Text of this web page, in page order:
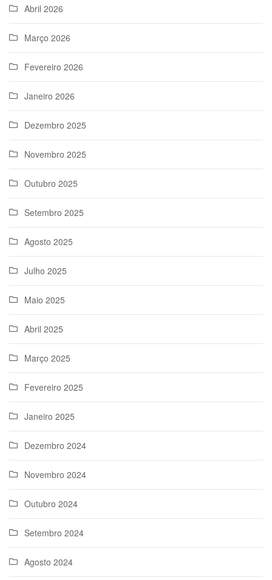
Abril 2026
Março 2026
Fevereiro 2026
Janeiro 2026
Dezembro 2025
Novembro 2025
Outubro 2025
Setembro 2025
Agosto 2025
Julho 2025
Maio 2025
Abril 2025
Março 2025
Fevereiro 2025
Janeiro 2025
Dezembro 2024
Novembro 2024
Outubro 2024
Setembro 2024
Agosto 2024